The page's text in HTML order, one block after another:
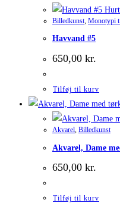
Billedkunst Monotypi
Havvand #5
650,00 kr.
Tilføj til kurv
Akvarel, Billedkunst
Akvarel, Dame
650,00 kr.
Tilføj til kurv